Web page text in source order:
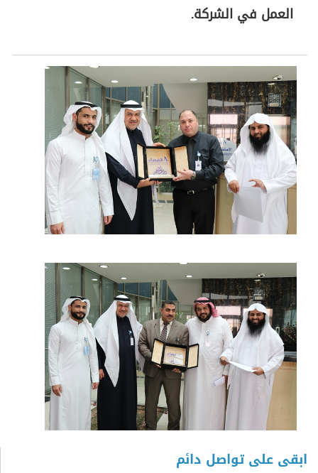
العمل في الشركة.
ابقى على تواصل دائم